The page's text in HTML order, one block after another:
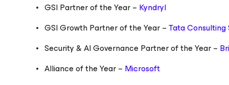
GSI Partner of the Year – Kyndryl
GSI Growth Partner of the Year –Tata Consulting
Security & AI Governance Partner of the Year –
Alliance of the Year – Microsoft